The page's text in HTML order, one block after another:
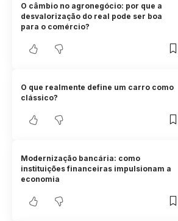
O câmbio no agronegócio: por que a
desvalorização do real pode ser boa
para o comércio?
O que realmente define um carro como
clássico?
Modernização bancária: como
instituições financeiras impulsionam a
economia